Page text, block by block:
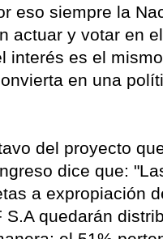
eso siempre la
actuar y votar en
interés es el
en una
del proyecto
dice que:
a expropiación
S.A quedarán